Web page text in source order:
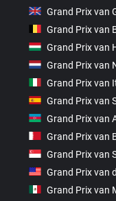
Grand Prix van
Grand Prix van
Grand Prix van
Grand Prix van
Grand Prix van
Grand Prix van
Grand Prix van
Grand Prix van
Grand Prix van
Grand Prix van
Grand Prix van